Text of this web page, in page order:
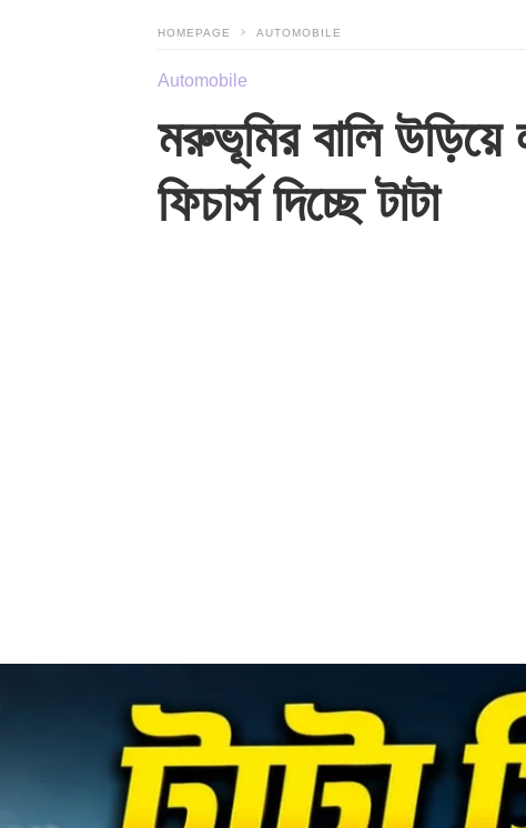
HOMEPAGE AUTOMOBILE
Automobile
মরুভূমির বালি
ফিচার্স দিচ্ছে টাটা